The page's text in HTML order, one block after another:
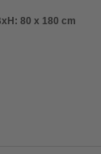
80 x 180 cm